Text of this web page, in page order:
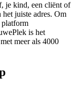
je kind, een cliënt of
juiste adres. Om
platform
is het
meer als 4000